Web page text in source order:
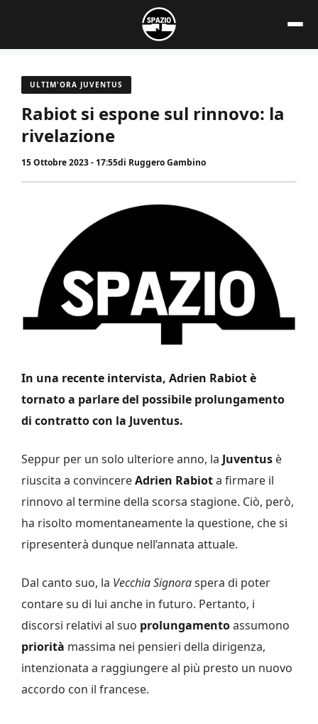
contenuto
ULTIM'ORA JUVENTUS
Rabiot si espone sul rinnovo: la
rivelazione
15 Ottobre 2023 - 17:55di Ruggero Gambino
In una recente intervista, Adrien Rabiot è
tornato a parlare del possibile prolungamento
di contratto con la Juventus.
Seppur per un solo ulteriore anno, la Juventus è
riuscita a convincereAdrien Rabiota firmare il
rinnovo al termine della scorsa stagione. Ciò, però,
ha risolto momentaneamente la questione, che si
ripresenterà dunque nell’annata attuale.
Dal canto suo, la Vecchia Signoraspera di poter
contare su di lui anche in futuro. Pertanto, i
discorsi relativi al suo prolungamentoassumono
priorità massima nei pensieri della dirigenza,
intenzionata a raggiungere al più presto un nuovo
accordo con il francese.